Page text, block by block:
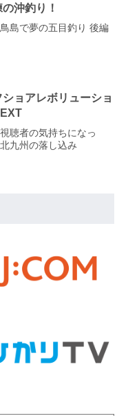
沖釣り！
島で夢の五目釣り 後編
ショアレボリューショ
聴者の気持ちになっ
九州の落し込み